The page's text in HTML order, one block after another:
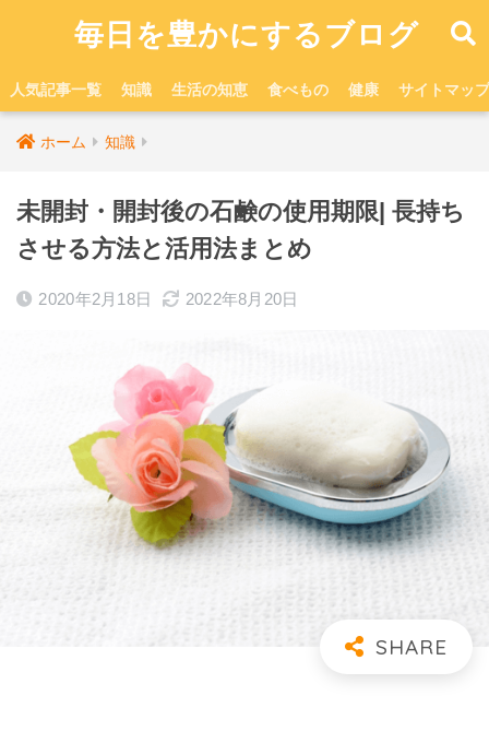
毎日を豊かにするブログ
人気記事一覧 知識 生活の知恵 食べもの 健康 サイトマップ
ホーム 知識
未開封・開封後の石鹸の使用期限| 長持ち
させる方法と活用法まとめ
2020年2月18日 2022年8月20日